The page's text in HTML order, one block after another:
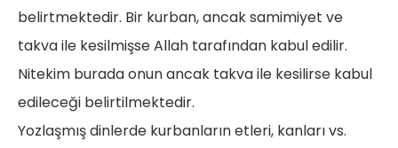
belirtmektedir. Bir kurban, ancak samimiyet ve
takva ile kesilmişse Allah tarafından kabul edilir.
Nitekim burada onun ancak takva ile kesilirse kabul
edileceği belirtilmektedir.
Yozlaşmış dinlerde kurbanların etleri, kanları vs.